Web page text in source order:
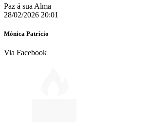
Paz á sua Alma
28/02/2026 20:01
Mónica Patrício
Via Facebook